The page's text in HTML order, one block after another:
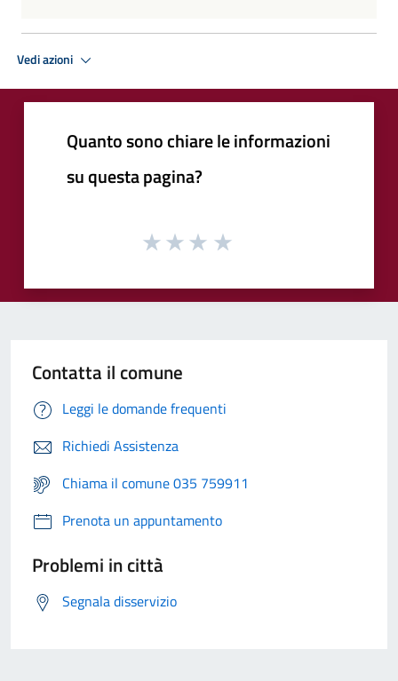
Vedi azioni
Quanto sono chiare le informazioni
su questa pagina?
Contatta il comune
Leggi le domande frequenti
Richiedi Assistenza
Chiama il comune 035 759911
Prenota un appuntamento
Problemi in città
Segnala disservizio